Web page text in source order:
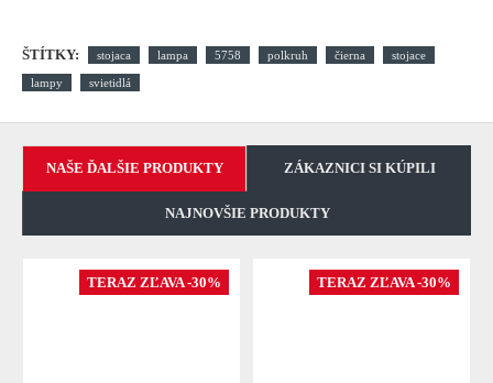
ŠTÍTKY: stojaca lampa 5758 polkruh čierna stojace
lampy svietidlá
NAŠE ĎALŠIE PRODUKTY ZÁKAZNICI SI KÚPILI
NAJNOVŠIE PRODUKTY
TERAZ ZĽAVA -30% TERAZ ZĽAVA -30%